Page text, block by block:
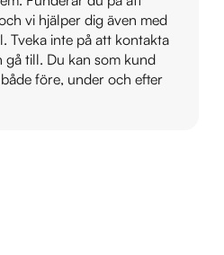
vi hjälper dig även med
Tveka inte på att kontakta
gå till. Du kan som kund
före, under och efter